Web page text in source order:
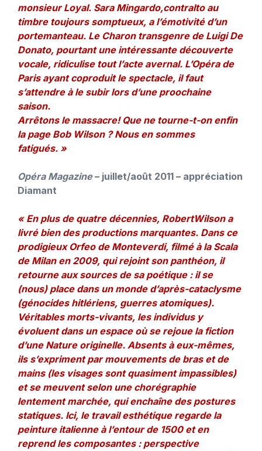
monsieur Loyal. Sara Mingardo,contralto au
timbre toujours somptueux, a l’émotivité d’un
portemanteau. Le Charon transgenre de Luigi De
Donato, pourtant une intéressante découverte
vocale, ridiculise tout l’acte avernal. L’Opéra de
Paris ayant coproduit le spectacle, il faut
s’attendre à le subir lors d’une proochaine
saison.
Arrêtons le massacre! Que ne tourne-t-on enfin
la page Bob Wilson ? Nous en sommes
fatigués. »
Opéra Magazine– juillet/août 2011 – appréciation
Diamant
« En plus de quatre décennies, RobertWilson a
livré bien des productions marquantes. Dans ce
prodigieux Orfeo de Monteverdi, filmé à la Scala
de Milan en 2009, qui rejoint son panthéon, il
retourne aux sources de sa poétique : il se
(nous) place dans un monde d’après-cataclysme
(génocides hitlériens, guerres atomiques).
Véritables morts-vivants, les individus y
évoluent dans un espace où se rejoue la fiction
d’une Nature originelle. Absents à eux-mêmes,
ils s’expriment par mouvements de bras et de
mains (les visages sont quasiment impassibles)
et se meuvent selon une chorégraphie
lentement marchée, qui enchaîne des postures
statiques. Ici, le travail esthétique regarde la
peinture italienne à l’entour de 1500 et en
reprend les composantes : perspective